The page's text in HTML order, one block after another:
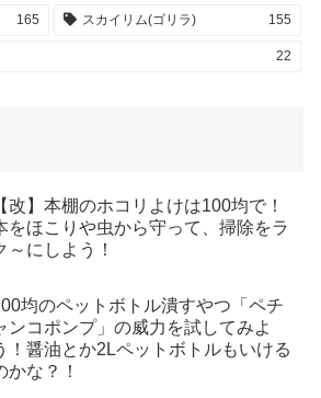
165 スカイリム(ゴリラ) 155
22
【改】本棚のホコリよけは100均で！
をほこりや虫から守って、掃除をラ
～にしよう！
均のペットボトル潰すやつ「ペチ
ンコポンプ」の威力を試してみよ
！醤油とか2Lペットボトルもいける
かな？！